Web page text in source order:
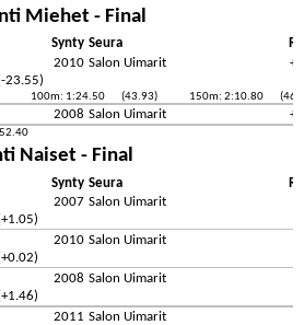
Miehet - Final
Synty Seura
2010 Salon Uimarit
23.55)
100m: 1:24.50 (43.93) 150m: 2:10.80
2008 Salon Uimarit
Naiset - Final
Synty Seura
2007 Salon Uimarit
2010 Salon Uimarit
2008 Salon Uimarit
2011 Salon Uimarit